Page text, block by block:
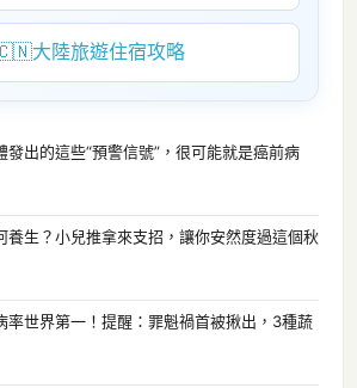
大陸旅遊住宿攻略
發出的這些“預警信號”，很可能就是癌前病
養生？小兒推拿來支招，讓你安然度過這個秋
率世界第一！提醒：罪魁禍首被揪出，3種蔬